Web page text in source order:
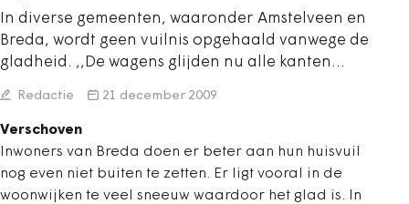
In diverse gemeenten, waaronder Amstelveen en
Breda, wordt geen vuilnis opgehaald vanwege de
gladheid. ,,De wagens glijden nu alle kanten…
Redactie 21 december 2009
Verschoven
Inwoners van Breda doen er beter aan hun huisvuil
nog even niet buiten te zetten. Er ligt vooral in de
woonwijken te veel sneeuw waardoor het glad is. In